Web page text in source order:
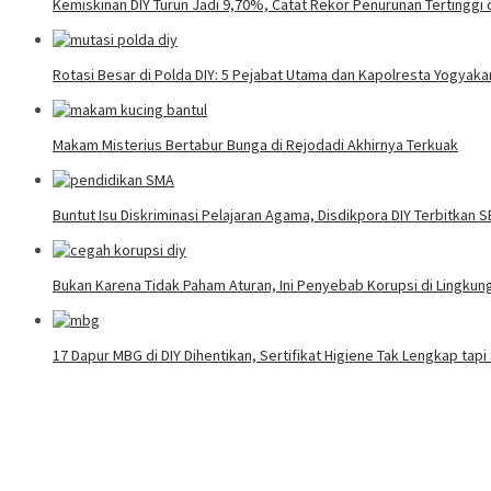
Rotasi Besar di Polda DIY: 5 Pejabat Utama dan Kapolresta
Makam Misterius Bertabur Bunga di Rejodadi Akhirnya Terkuak
Buntut Isu Diskriminasi Pelajaran Agama, Disdikpora DIY Terbitkan
Bukan Karena Tidak Paham Aturan, Ini Penyebab Korupsi di
17 Dapur MBG di DIY Dihentikan, Sertifikat Higiene Tak Lengkap